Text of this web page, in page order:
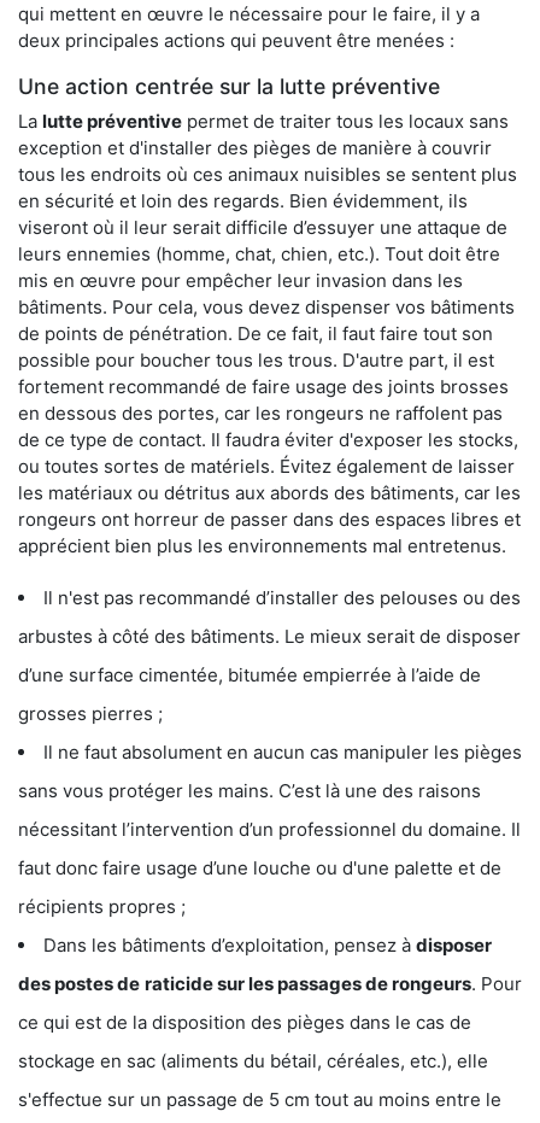
qui mettent en œuvre le nécessaire pour le faire, il y a
deux principales actions qui peuvent être menées :
Une action centrée sur la lutte préventive
La lutte préventive permet de traiter tous les locaux sans
exception et d'installer des pièges de manière à couvrir
tous les endroits où ces animaux nuisibles se sentent plus
en sécurité et loin des regards. Bien évidemment, ils
viseront où il leur serait difficile d’essuyer une attaque de
leurs ennemies (homme, chat, chien, etc.). Tout doit être
mis en œuvre pour empêcher leur invasion dans les
bâtiments. Pour cela, vous devez dispenser vos bâtiments
de points de pénétration. De ce fait, il faut faire tout son
possible pour boucher tous les trous. D'autre part, il est
fortement recommandé de faire usage des joints brosses
en dessous des portes, car les rongeurs ne raffolent pas
de ce type de contact. Il faudra éviter d'exposer les stocks,
ou toutes sortes de matériels. Évitez également de laisser
les matériaux ou détritus aux abords des bâtiments, car les
rongeurs ont horreur de passer dans des espaces libres et
apprécient bien plus les environnements mal entretenus.
Il n'est pas recommandé d’installer des pelouses ou des
arbustes à côté des bâtiments. Le mieux serait de disposer
d’une surface cimentée, bitumée empierrée à l’aide de
grosses pierres ;
Il ne faut absolument en aucun cas manipuler les pièges
sans vous protéger les mains. C’est là une des raisons
nécessitant l’intervention d’un professionnel du domaine. Il
faut donc faire usage d’une louche ou d'une palette et de
récipients propres ;
Dans les bâtiments d’exploitation, pensez à disposer
des postes de raticide sur les passages de rongeurs. Pour
ce qui est de la disposition des pièges dans le cas de
stockage en sac (aliments du bétail, céréales, etc.), elle
s'effectue sur un passage de 5 cm tout au moins entre le